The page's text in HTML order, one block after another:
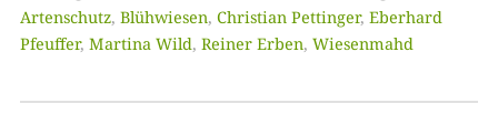
Artenschutz, Blühwiesen, Christian Pettinger, Eberhard
Pfeuffer, Martina Wild, Reiner Erben, Wiesenmahd